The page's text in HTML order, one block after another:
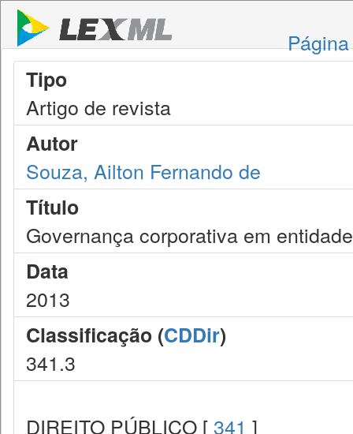
Tipo
Artigo de revista
Autor
Souza, Ailton Fernando de
Título
Governança corporativa em
Data
2013
Classificação (CDDir)
341.3
DIREITO PÚBLICO [ 341 ]